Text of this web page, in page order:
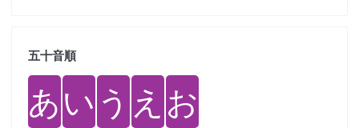
五十音順
あい う え お